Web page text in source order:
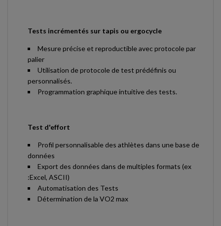
Tests incrémentés sur tapis ou ergocycle
Mesure précise et reproductible avec protocole par
palier
Utilisation de protocole de test prédéfinis ou
personnalisés.
Programmation graphique intuitive des tests.
Test d'effort
Profil personnalisable des athlètes dans une base de
données
Export des données dans de multiples formats (ex
:Excel, ASCII)
Automatisation des Tests
Détermination de la VO2 max